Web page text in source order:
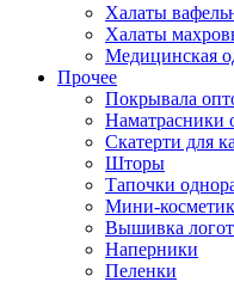
Халаты
Халаты
Медицинская
Прочее
Покрывала
Наматрасники
Скатерти для
Шторы
Тапочки
Мини-
Вышивка
Наперники
Пеленки